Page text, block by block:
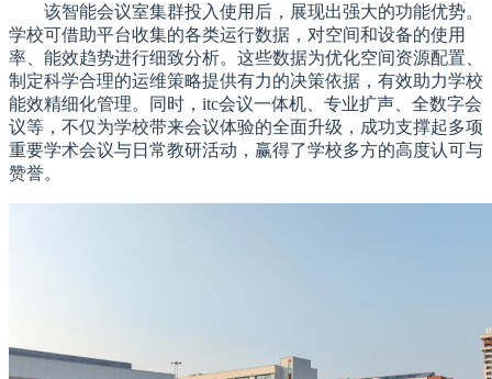
该智能会议室集群投入使用后，展现出强大的功能优势。
学校可借助平台收集的各类运行数据，对空间和设备的使用
率、能效趋势进行细致分析。这些数据为优化空间资源配置、
制定科学合理的运维策略提供有力的决策依据，有效助力学校
能效精细化管理。同时，itc会议一体机、专业扩声、全数字会
议等，不仅为学校带来会议体验的全面升级，成功支撑起多项
重要学术会议与日常教研活动，赢得了学校多方的高度认可与
赞誉。